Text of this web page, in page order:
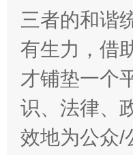
三者的和谐
有生力，借
才铺垫一个
识、法律、
效地为公众/